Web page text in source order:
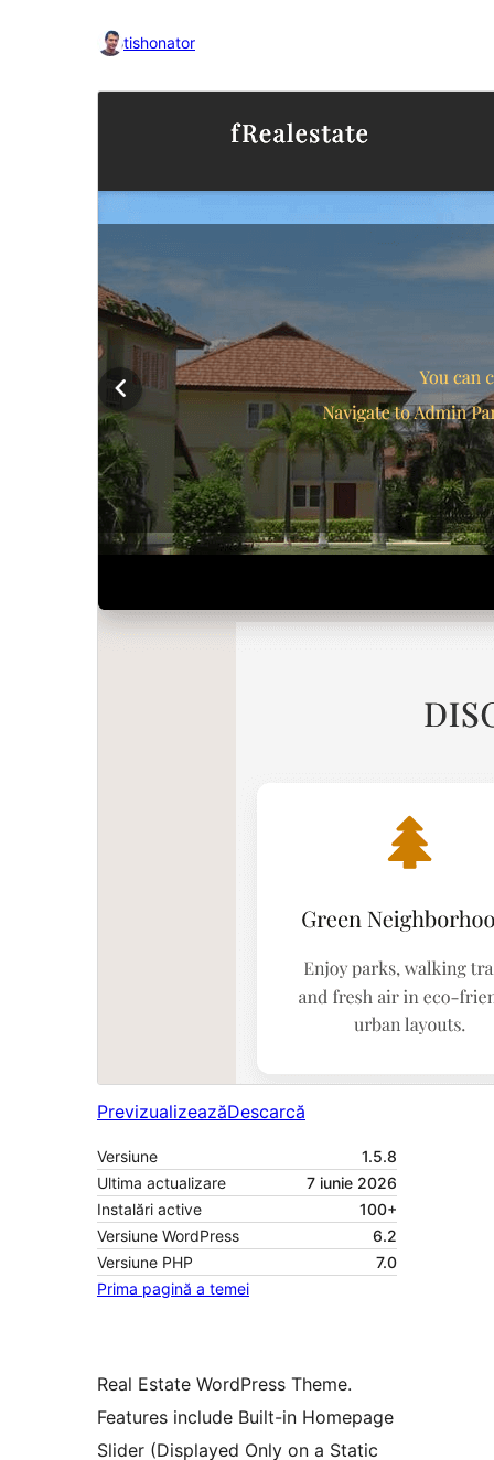
tishonator
PrevizualizeazăDescarcă
Versiune
1.5.8
Ultima actualizare
7 iunie 2026
Instalări active
100+
Versiune WordPress
6.2
Versiune PHP
7.0
Prima pagină a temei
Real Estate WordPress Theme.
Features include Built-in Homepage
Slider (Displayed Only on a Static